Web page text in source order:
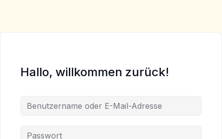
Hallo, willkommen zurück!